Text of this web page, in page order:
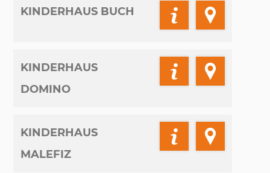
KINDERHAUS BUCH
KINDERHAUS
DOMINO
KINDERHAUS
MALEFIZ